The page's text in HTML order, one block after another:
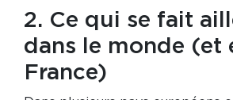
2. Ce qui se fait
dans le monde (et
France)